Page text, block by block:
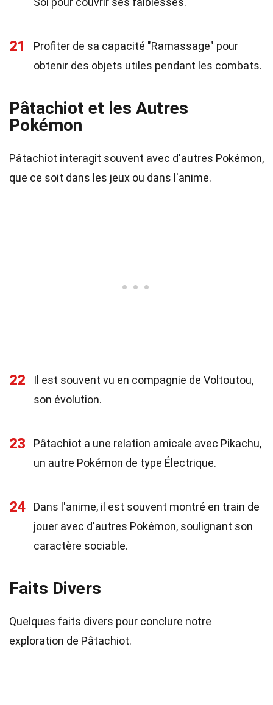
21
Profiter de sa capacité "Ramassage" pour
obtenir des objets utiles pendant les combats.
Pâtachiot et les Autres
Pokémon
Pâtachiot interagit souvent avec d'autres Pokémon,
que ce soit dans les jeux ou dans l'anime.
22
Il est souvent vu en compagnie de Voltoutou,
son évolution.
23
Pâtachiot a une relation amicale avec Pikachu,
un autre Pokémon de type Électrique.
24
Dans l'anime, il est souvent montré en train de
jouer avec d'autres Pokémon, soulignant son
caractère sociable.
Faits Divers
Quelques faits divers pour conclure notre
exploration de Pâtachiot.